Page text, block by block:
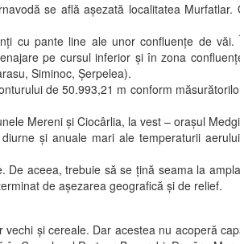
se află aşezată localitatea Murfatlar.
cu pante line ale unor confluenţe de văi.
pe cursul inferior şi în zona
Siminoc, Şerpelea).
de 50.993,21 m conform
Mereni şi Ciocârlia, la vest – oraşul
şi anuale mari ale temperaturii
aceea, trebuie să se ţină seama la
de aşezarea geografică şi de relief.
şi cereale. Dar acestea nu acoperă